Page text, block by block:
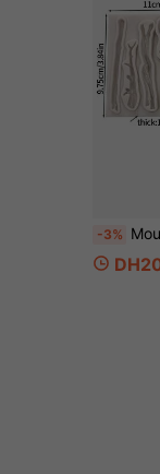
-3% Moule en silicone en forme